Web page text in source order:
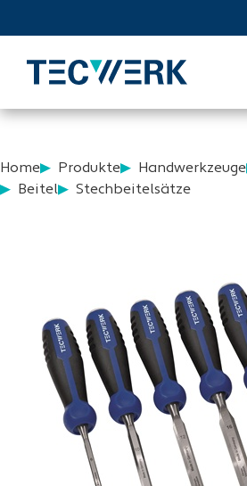
Home Produkte Handwerkzeuge
Beitel
Stechbeitelsätze